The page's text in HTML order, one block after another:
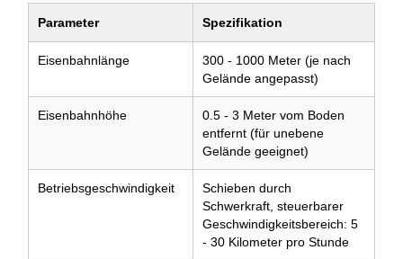
Parameter Spezifikation
Eisenbahnlänge
300 - 1000 Meter (je nach
Gelände angepasst)
Eisenbahnhöhe
0.5 - 3 Meter vom Boden
entfernt (für unebene
Gelände geeignet)
Betriebsgeschwindigkeit
Schieben durch
Schwerkraft, steuerbarer
Geschwindigkeitsbereich: 5
- 30 Kilometer pro Stunde